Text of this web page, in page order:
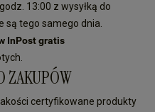
13:00 z wysyłką do
są tego samego dnia.
InPost gratis
ZAKUPÓW
certyfikowane produkty